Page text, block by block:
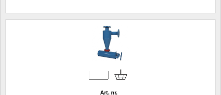
Art. nr.